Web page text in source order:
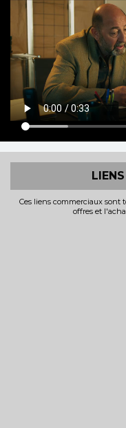
Ces liens commerciaux sont
offres et